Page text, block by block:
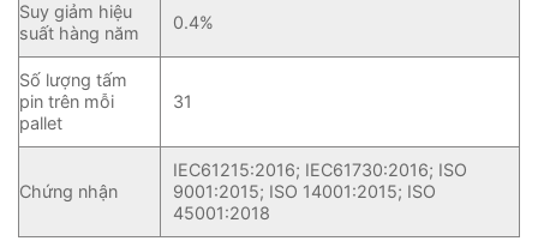
Suy giảm hiệu
suất hàng năm
0.4%
Số lượng tấm
pin trên mỗi
pallet
31
Chứng nhận
IEC61215:2016; IEC61730:2016; ISO
9001:2015; ISO 14001:2015; ISO
45001:2018